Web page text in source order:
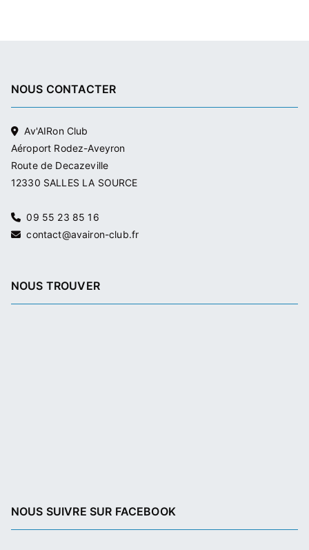
NOUS CONTACTER
Av'AIRon Club
Aéroport Rodez-Aveyron
Route de Decazeville
12330 SALLES LA SOURCE
09 55 23 85 16
contact@avairon-club.fr
NOUS TROUVER
NOUS SUIVRE SUR FACEBOOK